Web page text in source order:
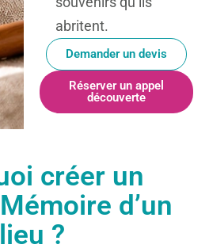
abritent.
Demander un devis
Réserver un appel
découverte
créer un
d’un
lieu ?